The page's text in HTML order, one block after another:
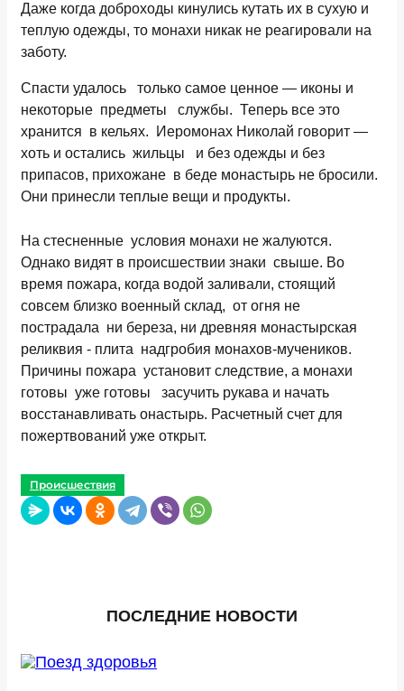
Даже когда доброходы кинулись кутать их в сухую и
теплую одежды, то монахи никак не реагировали на
заботу.
Спасти удалось только самое ценное — иконы и
некоторые предметы службы. Теперь все это
хранится в кельях. Иеромонах Николай говорит —
хоть и остались жильцы и без одежды и без
припасов, прихожане в беде монастырь не бросили.
Они принесли теплые вещи и продукты.
На стесненные условия монахи не жалуются.
Однако видят в происшествии знаки свыше. Во
время пожара, когда водой заливали, стоящий
совсем близко военный склад, от огня не
пострадала ни береза, ни древняя монастырская
реликвия - плита надгробия монахов-мучеников.
Причины пожара установит следствие, а монахи
готовы уже готовы засучить рукава и начать
восстанавливать онастырь. Расчетный счет для
пожертвований уже открыт.
Происшествия
ПОСЛЕДНИЕ НОВОСТИ